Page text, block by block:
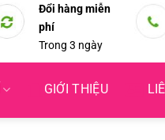
Đổi hàng miễn
phí
Trong 3 ngày
GIỚI THIỆU